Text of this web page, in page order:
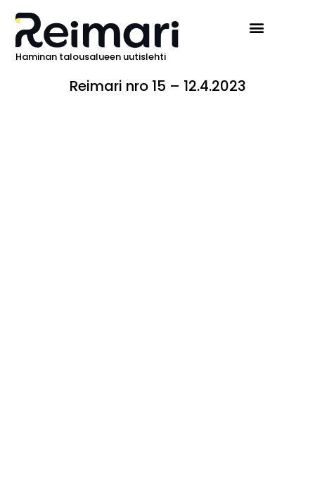
Haminan talousalueen uutislehti
Reimari nro 15 – 12.4.2023